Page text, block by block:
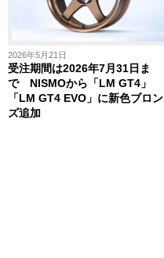
2026年5月21日
受注期間は2026年7月31日ま
で NISMOから「LM GT4」
「LM GT4 EVO」に新色ブロン
ズ追加